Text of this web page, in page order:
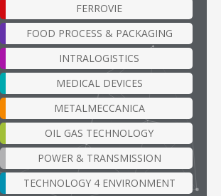
FERROVIE
FOOD PROCESS & PACKAGING
INTRALOGISTICS
MEDICAL DEVICES
METALMECCANICA
OIL GAS TECHNOLOGY
POWER & TRANSMISSION
TECHNOLOGY 4 ENVIRONMENT